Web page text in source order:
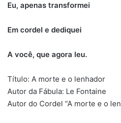
Eu, apenas transformei
Em cordel e dediquei
A você, que agora leu.
Título: A morte e o lenhador
Autor da Fábula: Le Fontaine
Autor do Cordel “A morte e o